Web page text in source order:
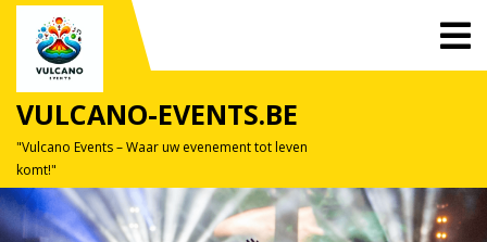
Skip
content
VULCANO-EVENTS.BE
"Vulcano Events – Waar uw evenement tot leven
komt!"